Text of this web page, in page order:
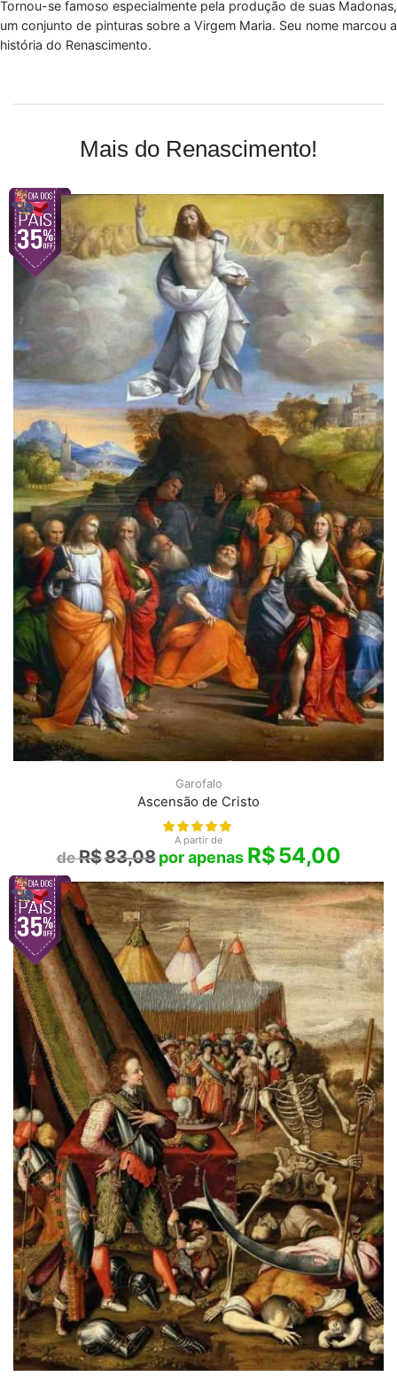
Tornou-se famoso especialmente pela produção de suas Madonas,
um conjunto de pinturas sobre a Virgem Maria. Seu nome marcou a
história do Renascimento.
Mais do Renascimento!
Garofalo
Ascensão de Cristo
A partir de
R$83,08 R$54,00